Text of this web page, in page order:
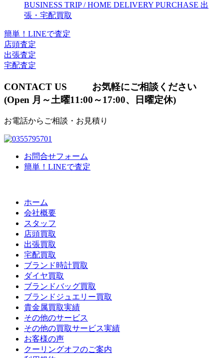
BUSINESS TRIP / HOME DELIVERY PURCHASE 出
張・宅配買取
簡単！LINEで査定
店頭査定
出張査定
宅配査定
CONTACT US
お気軽にご相談ください
(Open 月～土曜11:00～17:00、日曜定休)
お電話からご相談・お見積り
お問合せフォーム
簡単！LINEで査定
ホーム
会社概要
スタッフ
店頭買取
出張買取
宅配買取
ブランド時計買取
ダイヤ買取
ブランドバッグ買取
ブランドジュエリー買取
貴金属買取実績
その他のサービス
その他の買取サービス実績
お客様の声
クーリングオフのご案内